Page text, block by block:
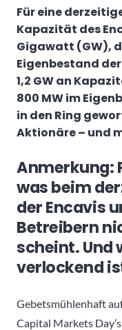
Für eine
Kapazität des
Gigawatt (GW),
Eigenbestand
1,2 GW an
800 MW im
in den Ring
Aktionäre – und
Anmerkung:
was beim
der Encavis
Betreibern
scheint. Und
verlockend
Gebetsmühlenhaft
Capital Markets